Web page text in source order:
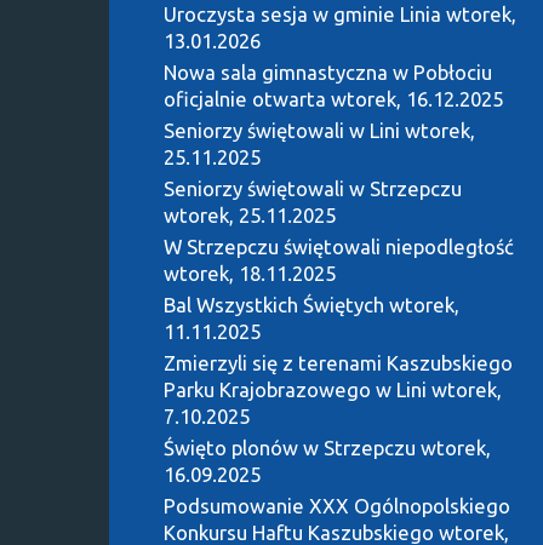
Uroczysta sesja w gminie Linia wtorek,
13.01.2026
Nowa sala gimnastyczna w Pobłociu
oficjalnie otwarta wtorek, 16.12.2025
Seniorzy świętowali w Lini wtorek,
25.11.2025
Seniorzy świętowali w Strzepczu
wtorek, 25.11.2025
W Strzepczu świętowali niepodległość
wtorek, 18.11.2025
Bal Wszystkich Świętych wtorek,
11.11.2025
Zmierzyli się z terenami Kaszubskiego
Parku Krajobrazowego w Lini wtorek,
7.10.2025
Święto plonów w Strzepczu wtorek,
16.09.2025
Podsumowanie XXX Ogólnopolskiego
Konkursu Haftu Kaszubskiego wtorek,